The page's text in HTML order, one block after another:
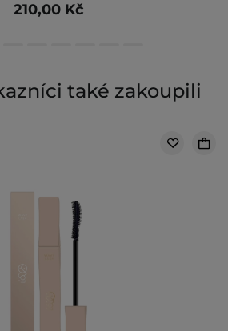
210,00 Kč
také zakoupili